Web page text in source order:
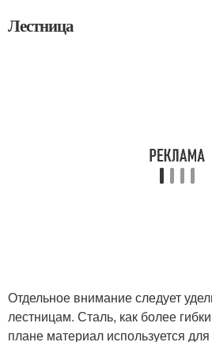
Лестница
Отдельное внимание следует
лестницам. Сталь, как более
плане материал используется